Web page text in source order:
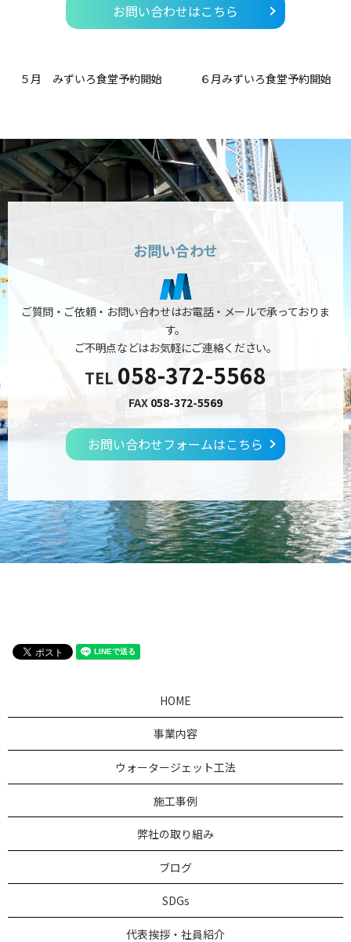
お問い合わせはこちら
５月 みずいろ食堂予約開始 ６月みずいろ食堂予約開始
お問い合わせ
ご質問・ご依頼・お問い合わせはお電話・メールで承っておりま
す。
ご不明点などはお気軽にご連絡ください。
TEL 058-372-5568
FAX 058-372-5569
お問い合わせフォームはこちら
HOME
事業内容
ウォータージェット工法
施工事例
弊社の取り組み
ブログ
SDGs
代表挨拶・社員紹介